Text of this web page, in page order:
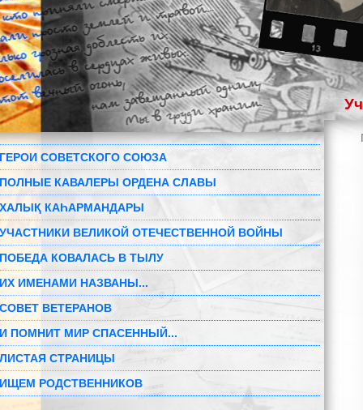
ГЕРОИ СОВЕТСКОГО СОЮЗА
ПОЛНЫЕ КАВАЛЕРЫ ОРДЕНА СЛАВЫ
ХАЛЫҚ КАҺАРМАНДАРЫ
УЧАСТНИКИ ВЕЛИКОЙ ОТЕЧЕСТВЕННОЙ ВОЙНЫ
ПОБЕДА КОВАЛАСЬ В ТЫЛУ
ИХ ИМЕНАМИ НАЗВАНЫ...
СОВЕТ ВЕТЕРАНОВ
И ПОМНИТ МИР СПАСЕННЫЙ...
ЛИСТАЯ СТРАНИЦЫ
ИЩЕМ РОДСТВЕННИКОВ